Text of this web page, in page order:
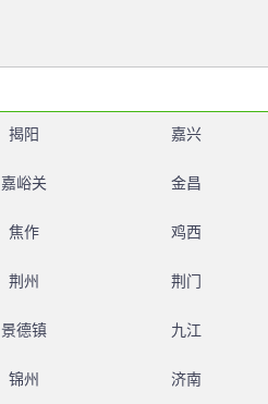
揭阳 嘉兴
嘉峪关 金昌
焦作 鸡西
荆州 荆门
景德镇 九江
锦州 济南